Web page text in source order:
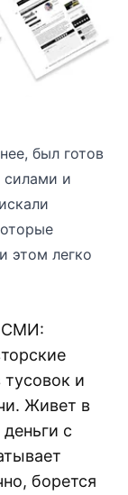
был готов
силами и
этом легко
СМИ:
и
Живет в
с
борется